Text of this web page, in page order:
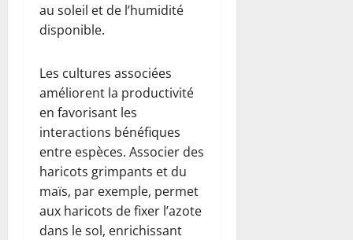
au soleil et de l’humidité
disponible.
Les cultures associées
améliorent la productivité
en favorisant les
interactions bénéfiques
entre espèces. Associer des
haricots grimpants et du
maïs, par exemple, permet
aux haricots de fixer l’azote
dans le sol, enrichissant